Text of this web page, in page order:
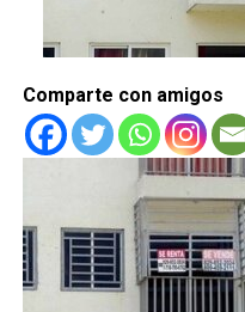
Comparte con amigos